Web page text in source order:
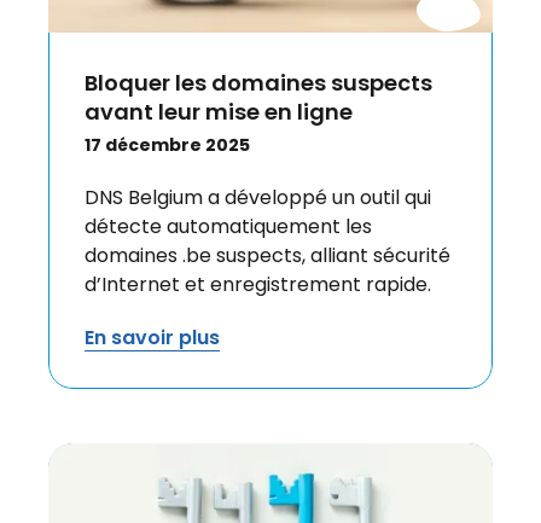
Bloquer les domaines suspects
avant leur mise en ligne
17 décembre 2025
DNS Belgium a développé un outil qui
détecte automatiquement les
domaines .be suspects, alliant sécurité
d’Internet et enregistrement rapide.
En savoir plus